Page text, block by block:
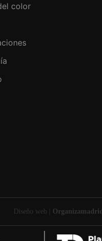
color
Diseño web | Organizamadrid